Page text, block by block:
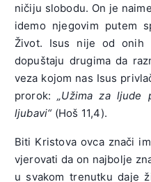
ničiju slobodu. On je
idemo njegovim putem
Život. Isus nije od onih
dopuštaju drugima da
veza kojom nas Isus
prorok:„Užima za ljude
ljubavi“ (Hoš 11,4).
Biti Kristova ovca znači
vjerovati da on najbolje
u svakom trenutku daje